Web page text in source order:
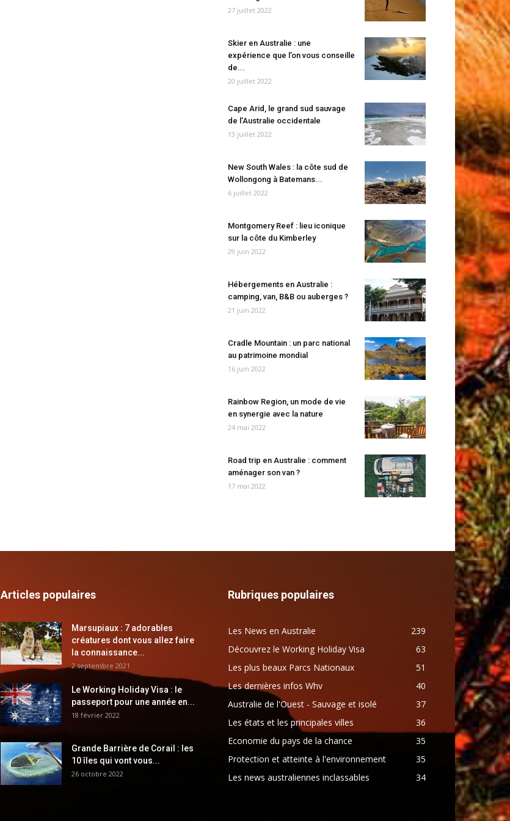
27 juillet 2022
Skier en Australie : une
expérience que l’on vous conseille
de...
20 juillet 2022
Cape Arid, le grand sud sauvage
de l’Australie occidentale
13 juillet 2022
New South Wales : la côte sud de
Wollongong à Batemans...
6 juillet 2022
Montgomery Reef : lieu iconique
sur la côte du Kimberley
29 juin 2022
Hébergements en Australie :
camping, van, B&B ou auberges ?
21 juin 2022
Cradle Mountain : un parc national
au patrimoine mondial
16 juin 2022
Rainbow Region, un mode de vie
en synergie avec la nature
24 mai 2022
Road trip en Australie : comment
aménager son van ?
17 mai 2022
Articles populaires
Marsupiaux : 7 adorables
créatures dont vous allez faire
la connaissance...
2 septembre 2021
Le Working Holiday Visa : le
passeport pour une année en...
18 février 2022
Grande Barrière de Corail : les
10 îles qui vont vous...
26 octobre 2022
Rubriques populaires
Les News en Australie
239
Découvrez le Working Holiday Visa
63
Les plus beaux Parcs Nationaux
51
Les dernières infos Whv
40
Australie de l'Ouest - Sauvage et isolé
37
Les états et les principales villes
36
Economie du pays de la chance
35
Protection et atteinte à l'environnement
35
Les news australiennes inclassables
34